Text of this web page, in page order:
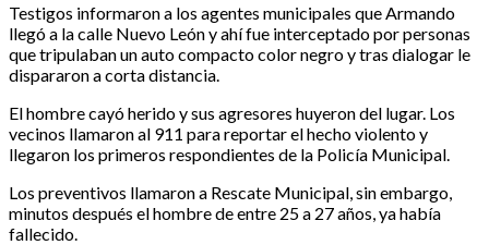
Testigos informaron a los agentes municipales que Armando
llegó a la calle Nuevo León y ahí fue interceptado por personas
que tripulaban un auto compacto color negro y tras dialogar le
dispararon a corta distancia.
El hombre cayó herido y sus agresores huyeron del lugar. Los
vecinos llamaron al 911 para reportar el hecho violento y
llegaron los primeros respondientes de la Policía Municipal.
Los preventivos llamaron a Rescate Municipal, sin embargo,
minutos después el hombre de entre 25 a 27 años, ya había
fallecido.